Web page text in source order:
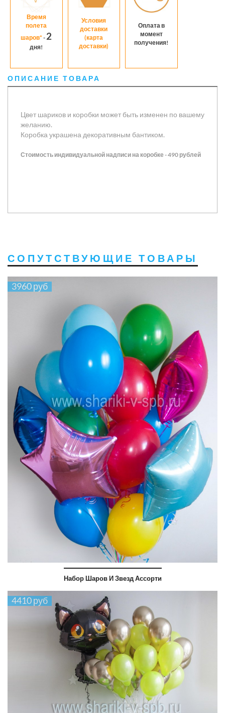
Время
полета
шаров*- 2
дня!
Условия
доставки
(карта
доставки)
Оплата в
момент
получения!
ОПИСАНИЕ ТОВАРА
Цвет шариков и коробки может быть изменен по вашему
желанию.
Коробка украшена декоративным бантиком.
Стоимость индивидуальной надписи на коробке - 490 рублей
СОПУТСТВУЮЩИЕ ТОВАРЫ
3960 руб
Набор Шаров И Звезд Ассорти
4410 руб